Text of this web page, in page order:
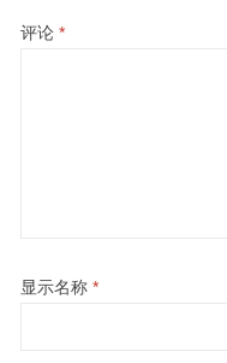
评论 *
显示名称 *